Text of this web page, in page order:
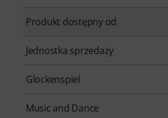
Produkt dostępny od
Jednostka sprzedaży
Glockenspiel
Music and Dance